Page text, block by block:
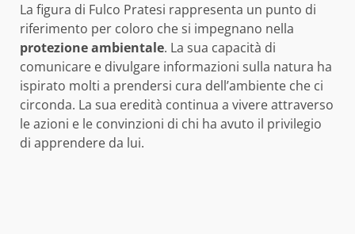
La figura di Fulco Pratesi rappresenta un punto di
riferimento per coloro che si impegnano nella
protezione ambientale. La sua capacità di
comunicare e divulgare informazioni sulla natura ha
ispirato molti a prendersi cura dell’ambiente che ci
circonda. La sua eredità continua a vivere attraverso
le azioni e le convinzioni di chi ha avuto il privilegio
di apprendere da lui.